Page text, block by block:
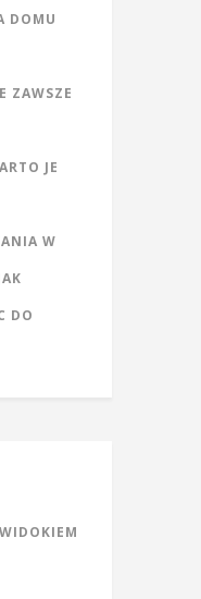
DOMU
ZAWSZE
JE
W
DO